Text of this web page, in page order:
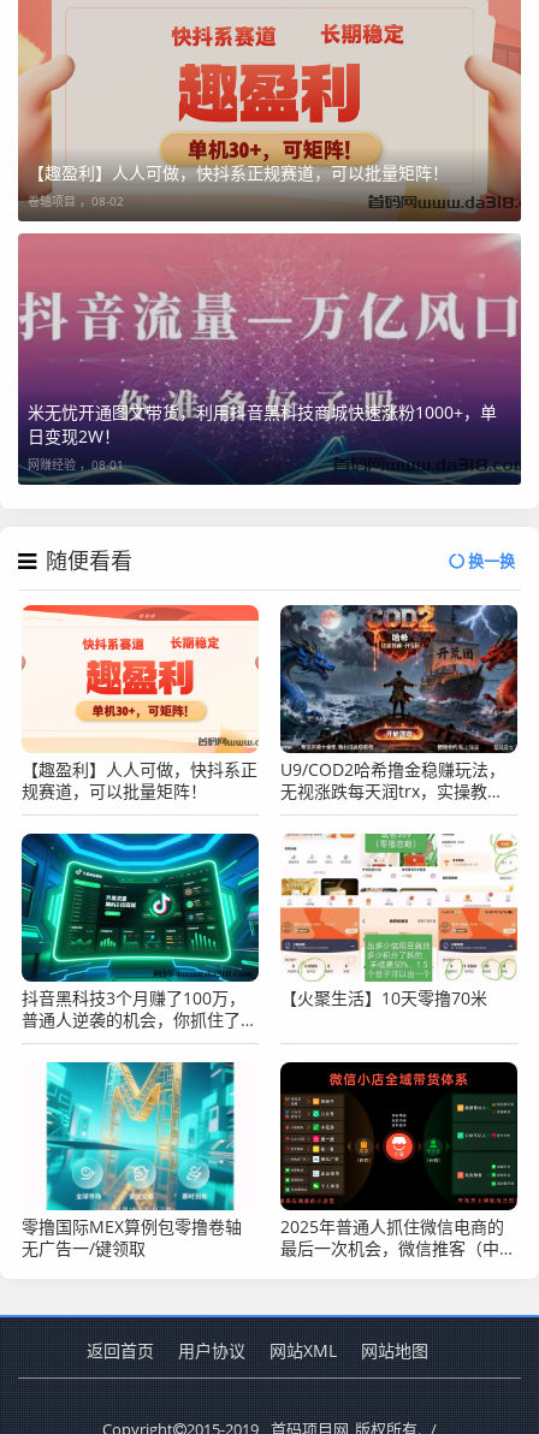
【趣盈利】人人可做，快抖系正规赛道，可以批量矩阵！
卷轴项目 ，08-02
米无忧开通图文带货，利用抖音黑科技商城快速涨粉1000+，单
日变现2W！
网赚经验 ， 08-01
随便看看 换一换
【趣盈利】人人可做，快抖系正
规赛道，可以批量矩阵！
U9/COD2哈希撸金稳赚玩法，
无视涨跌每天润trx，实操教
程！
抖音黑科技3个月赚了100万，
普通人逆袭的机会，你抓住了
吗？
【火聚生活】10天零撸70米
零撸国际MEX算例包零撸卷轴
无广告一/键领取
2025年普通人抓住微信电商的
最后一次机会，微信推客（中国
返回首页 用户协议 网站XML 网站地图
Copyright 2015-2019 首码项目网 版权所有. /